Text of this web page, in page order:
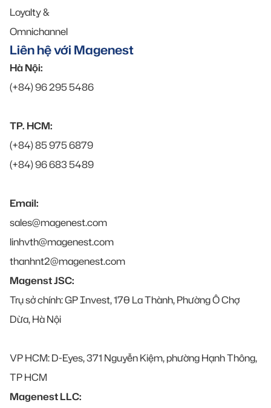
Loyalty &
Omnichannel
Liên hệ với Magenest
Hà Nội:
(+84) 96 295 5486
TP. HCM:
(+84) 85 975 6879
(+84) 96 683 5489
Email:
sales@magenest.com
linhvth@magenest.com
thanhnt2@magenest.com
Magenst JSC:
Trụ sở chính: GP Invest, 170 La Thành, Phường Ô Chợ
Dừa, Hà Nội
VP HCM: D-Eyes, 371 Nguyễn Kiệm, phường Hạnh Thông,
TP HCM
Magenest LLC: